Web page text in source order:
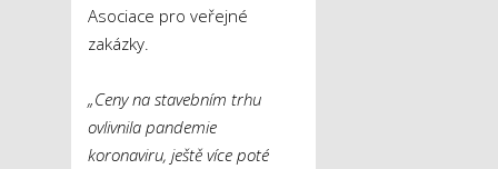
Asociace pro veřejné
zakázky.
„Ceny na stavebním trhu
ovlivnila pandemie
koronaviru, ještě více poté